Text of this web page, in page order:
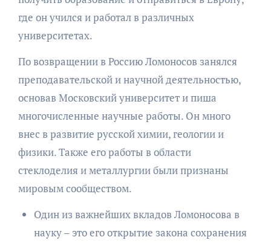
где он учился и работал в различных
университетах.
По возвращении в Россию Ломоносов занялся
преподавательской и научной деятельностью,
основав Московский университет и пиша
многочисленные научные работы. Он много
внес в развитие русской химии, геологии и
физики. Также его работы в области
стеклоделия и металлургии были признаны
мировым сообществом.
Один из важнейших вкладов Ломоносова в
науку – это его открытие закона сохранения